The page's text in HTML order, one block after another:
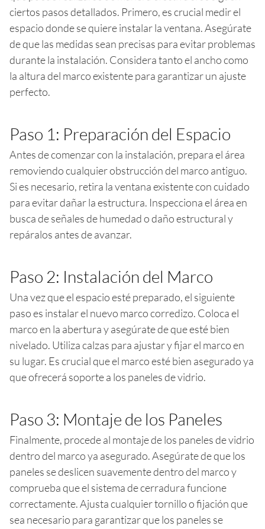
ciertos pasos detallados. Primero, es crucial medir el
espacio donde se quiere instalar la ventana. Asegúrate
de que las medidas sean precisas para evitar problemas
durante la instalación. Considera tanto el ancho como
la altura del marco existente para garantizar un ajuste
perfecto.
Paso 1: Preparación del Espacio
Antes de comenzar con la instalación, prepara el área
removiendo cualquier obstrucción del marco antiguo.
Si es necesario, retira la ventana existente con cuidado
para evitar dañar la estructura. Inspecciona el área en
busca de señales de humedad o daño estructural y
repáralos antes de avanzar.
Paso 2: Instalación del Marco
Una vez que el espacio esté preparado, el siguiente
paso es instalar el nuevo marco corredizo. Coloca el
marco en la abertura y asegúrate de que esté bien
nivelado. Utiliza calzas para ajustar y fijar el marco en
su lugar. Es crucial que el marco esté bien asegurado ya
que ofrecerá soporte a los paneles de vidrio.
Paso 3: Montaje de los Paneles
Finalmente, procede al montaje de los paneles de vidrio
dentro del marco ya asegurado. Asegúrate de que los
paneles se deslicen suavemente dentro del marco y
comprueba que el sistema de cerradura funcione
correctamente. Ajusta cualquier tornillo o fijación que
sea necesario para garantizar que los paneles se